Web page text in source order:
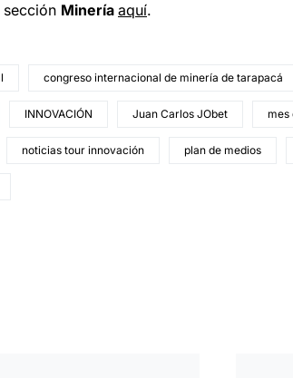
sección Minería aquí.
congreso internacional de minería de tarapacá
INNOVACIÓN Juan Carlos JObet mes
noticias tour innovación plan de medios